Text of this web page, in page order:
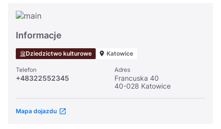
Informacje
Dziedzictwo kulturowe Katowice
Telefon
+48322552345
Adres
Francuska 40
40-028 Katowice
Mapa dojazdu